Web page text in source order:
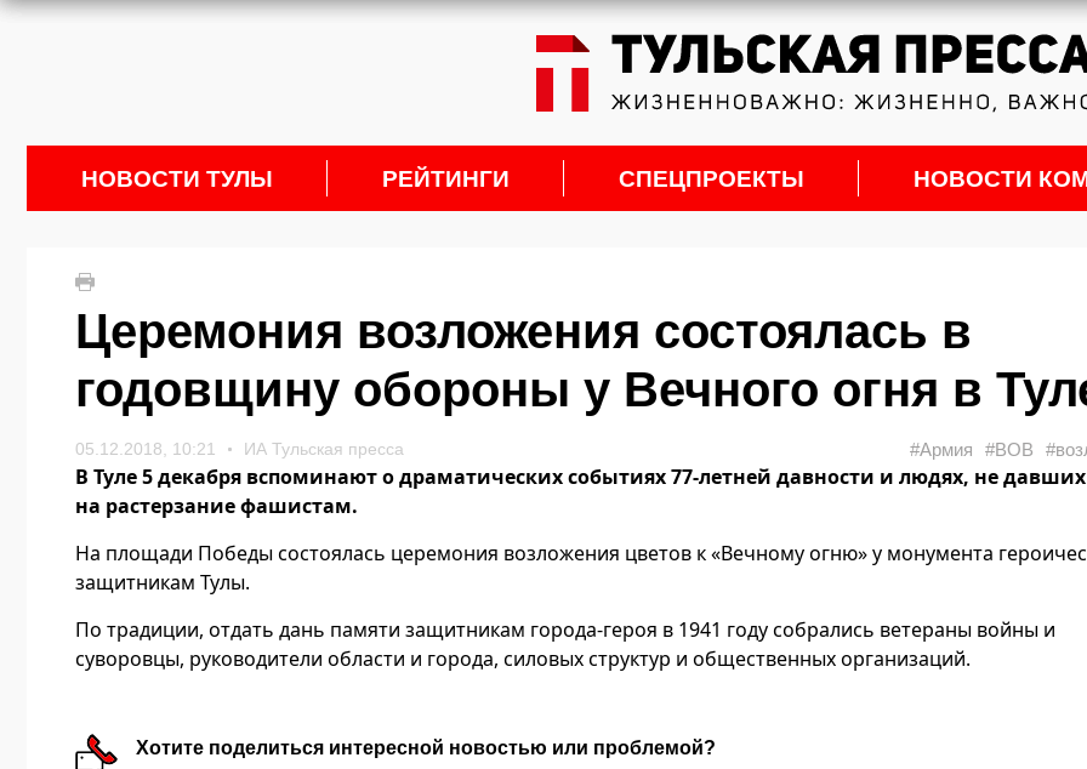
НОВОСТИ ТУЛЫ РЕЙТИНГИ СПЕЦПРОЕКТЫ НОВОСТИ
Церемония возложения состоялась в
годовщину обороны у Вечного огня в
05.12.2018, 10:21 ИА Тульская пресса #Армия #ВОВ
В Туле 5 декабря вспоминают о драматических событиях 77-летней давности и людях, не
на растерзание фашистам.
На площади Победы состоялась церемония возложения цветов к «Вечному огню» у монумента
защитникам Тулы.
По традиции, отдать дань памяти защитникам города-героя в 1941 году собрались ветераны войны и
суворовцы, руководители области и города, силовых структур и общественных организаций.
Хотите поделиться интересной новостью или проблемой?